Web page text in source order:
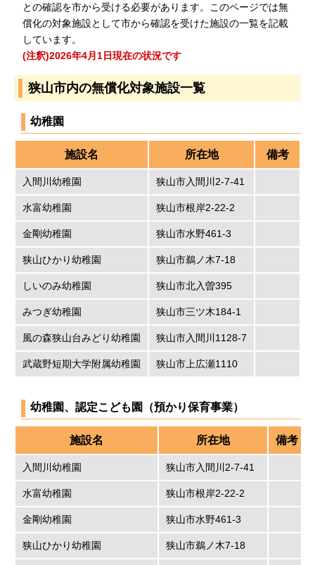
との確認を市から受ける必要があります。このページでは無
償化の対象施設として市から確認を受けた施設の一覧を記載
しています。
(注釈)2026年4月1日現在の状況です
狭山市内の無償化対象施設一覧
幼稚園
施設名 所在地 備考
入間川幼稚園 狭山市入間川2-7-41
水富幼稚園 狭山市根岸2-22-2
金剛幼稚園 狭山市水野461-3
狭山ひかり幼稚園 狭山市鵜ノ木7-18
しいのみ幼稚園 狭山市北入曽395
みつぎ幼稚園 狭山市三ツ木184-1
風の森狭山台みどり幼稚園 狭山市入間川1128-7
武蔵野短期大学附属幼稚園 狭山市上広瀬1110
幼稚園、認定こども園（預かり保育事業）
施設名 所在地 備考
入間川幼稚園 狭山市入間川2-7-41
水富幼稚園 狭山市根岸2-22-2
金剛幼稚園 狭山市水野461-3
狭山ひかり幼稚園 狭山市鵜ノ木7-18